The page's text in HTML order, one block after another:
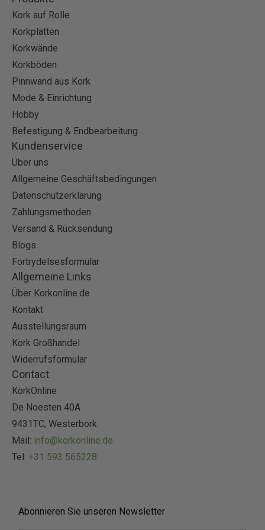
Kork auf Rolle
Korkplatten
Korkwände
Korkböden
Pinnwand aus Kork
Mode & Einrichtung
Hobby
Befestigung & Endbearbeitung
Kundenservice
Über uns
Allgemeine Geschäftsbedingungen
Datenschutzerklärung
Zahlungsmethoden
Versand & Rücksendung
Blogs
Fortrydelsesformular
Allgemeine Links
Über Korkonline.de
Kontakt
Ausstellungsraum
Kork Großhandel
Widerrufsformular
Contact
KorkOnline
De Noesten 40A
9431TC, Westerbork
Mail: info@korkonline.de
Tel: +31 593 565228
Abonnieren Sie unseren Newsletter